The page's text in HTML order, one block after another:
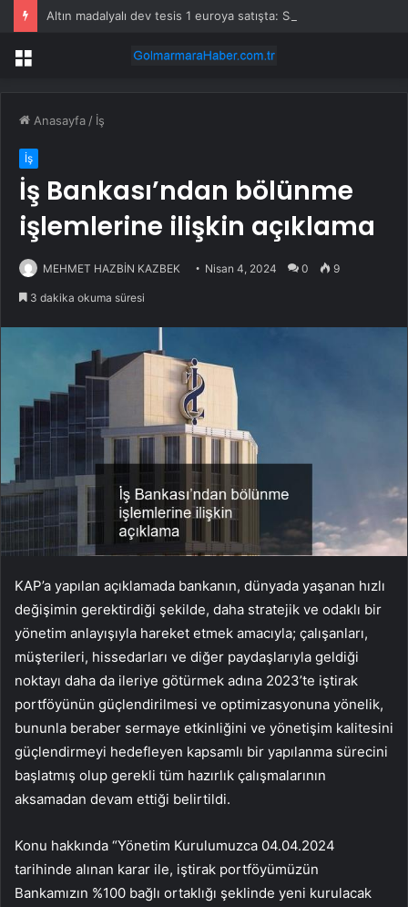
Menü
Anasayfa / İş
İş
İş Bankası’ndan bölünme
işlemlerine ilişkin açıklama
MEHMET HAZBİN KAZBEK Nisan 4, 2024 0 9
3 dakika okuma süresi
KAP’a yapılan açıklamada bankanın, dünyada yaşanan hızlı
değişimin gerektirdiği şekilde, daha stratejik ve odaklı bir
yönetim anlayışıyla hareket etmek amacıyla; çalışanları,
müşterileri, hissedarları ve diğer paydaşlarıyla geldiği
noktayı daha da ileriye götürmek adına 2023’te iştirak
portföyünün güçlendirilmesi ve optimizasyonuna yönelik,
bununla beraber sermaye etkinliğini ve yönetişim kalitesini
güçlendirmeyi hedefleyen kapsamlı bir yapılanma sürecini
başlatmış olup gerekli tüm hazırlık çalışmalarının
aksamadan devam ettiği belirtildi.
Konu hakkında “Yönetim Kurulumuzca 04.04.2024
tarihinde alınan karar ile, iştirak portföyümüzün
Bankamızın %100 bağlı ortaklığı şeklinde yeni kurulacak